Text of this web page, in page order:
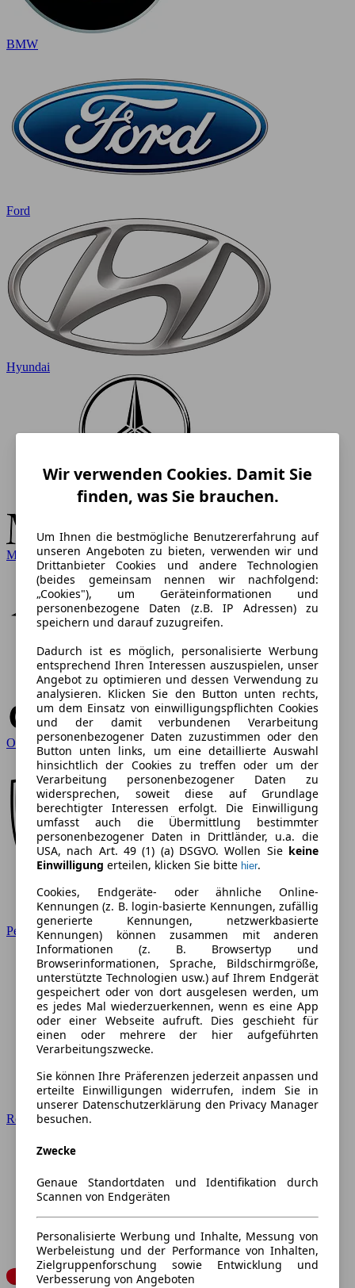
BMW
Ford
Hyundai
Mercedes-Benz
Opel
Peugeot
Renault
Wir verwenden Cookies. Damit Sie
finden, was Sie brauchen.
Um Ihnen die bestmögliche Benutzererfahrung auf
unseren Angeboten zu bieten, verwenden wir und
Drittanbieter Cookies und andere Technologien
(beides gemeinsam nennen wir nachfolgend:
„Cookies"), um Geräteinformationen und
personenbezogene Daten (z.B. IP Adressen) zu
speichern und darauf zuzugreifen.
Dadurch ist es möglich, personalisierte Werbung
entsprechend Ihren Interessen auszuspielen, unser
Angebot zu optimieren und dessen Verwendung zu
analysieren. Klicken Sie den Button unten rechts,
um dem Einsatz von einwilligungspflichten Cookies
und der damit verbundenen Verarbeitung
personenbezogener Daten zuzustimmen oder den
Button unten links, um eine detaillierte Auswahl
hinsichtlich der Cookies zu treffen oder um der
Verarbeitung personenbezogener Daten zu
widersprechen, soweit diese auf Grundlage
berechtigter Interessen erfolgt. Die Einwilligung
umfasst auch die Übermittlung bestimmter
personenbezogener Daten in Drittländer, u.a. die
USA, nach Art. 49 (1) (a) DSGVO. Wollen Sie keine
Einwilligung erteilen, klicken Sie bitte hier.
Cookies, Endgeräte- oder ähnliche Online-
Kennungen (z. B. login-basierte Kennungen, zufällig
generierte Kennungen, netzwerkbasierte
Kennungen) können zusammen mit anderen
Informationen (z. B. Browsertyp und
Browserinformationen, Sprache, Bildschirmgröße,
unterstützte Technologien usw.) auf Ihrem Endgerät
gespeichert oder von dort ausgelesen werden, um
es jedes Mal wiederzuerkennen, wenn es eine App
oder einer Webseite aufruft. Dies geschieht für
einen oder mehrere der hier aufgeführten
Verarbeitungszwecke.
Sie können Ihre Präferenzen jederzeit anpassen und
erteilte Einwilligungen widerrufen, indem Sie in
unserer Datenschutzerklärung den Privacy Manager
besuchen.
Zwecke
Genaue Standortdaten und Identifikation durch
Scannen von Endgeräten
Personalisierte Werbung und Inhalte, Messung von
Werbeleistung und der Performance von Inhalten,
Zielgruppenforschung sowie Entwicklung und
Verbesserung von Angeboten